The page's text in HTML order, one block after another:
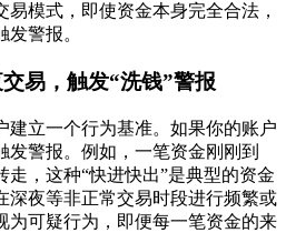
模式，即使资金本身完全合法，
警报。
易，触发“洗钱”警报
建立一个行为基准。如果你的账户
发警报。例如，一笔资金刚刚到
走，这种“快进快出”是典型的资金
深夜等非正常交易时段进行频繁或
为可疑行为，即便每一笔资金的来